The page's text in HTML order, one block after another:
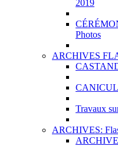
2019
Photos
ARCHIVES
Travaux
ARCHIVES: